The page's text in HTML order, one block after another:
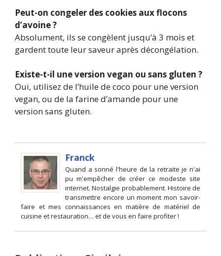
Peut-on congeler des cookies aux flocons
d’avoine ?
Absolument, ils se congèlent jusqu’à 3 mois et
gardent toute leur saveur après décongélation.
Existe-t-il une version vegan ou sans gluten ?
Oui, utilisez de l’huile de coco pour une version
vegan, ou de la farine d’amande pour une
version sans gluten.
Franck
Quand a sonné l'heure de la retraite je n'ai
pu m'empêcher de créer ce modeste site
internet. Nostalgie probablement. Histoire de
transmettre encore un moment mon savoir-
faire et mes connaissances en matière de matériel de
cuisine et restauration… et de vous en faire profiter !